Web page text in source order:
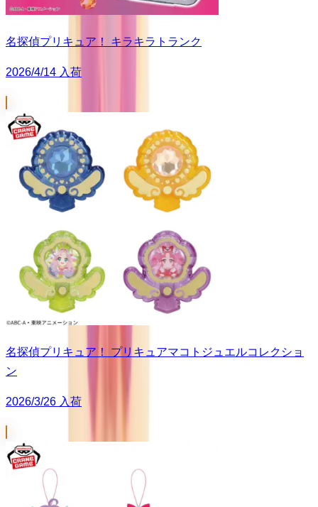
名探偵プリキュア！ キラキラトランク
2026/4/14 入荷
名探偵プリキュア！ プリキュアマコトジュエルコレクショ
ン
2026/3/26 入荷